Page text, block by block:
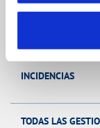
FACTURAS,
MODIFICACIÓN DE
INCIDENCIAS
TODAS LAS